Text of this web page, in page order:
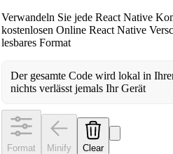
Verwandeln Sie jede React Native
kostenlosen Online React Native
lesbares Format
Der gesamte Code wird lokal in
nichts verlässt jemals Ihr Gerät
Format Minify Clear